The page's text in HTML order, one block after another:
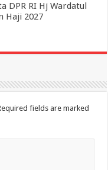
DPR RI Hj Wardatul
Haji 2027
fields are marked